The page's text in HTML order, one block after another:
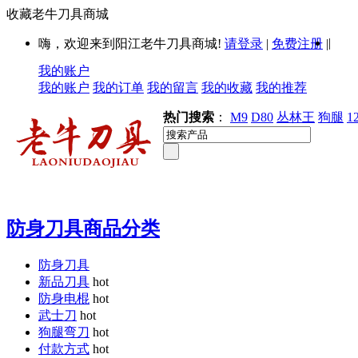
收藏老牛刀具商城
嗨，欢迎来到阳江老牛刀具商城! 请登录 | 免费注册 ||
我的账户
我的账户 我的订单 我的留言 我的收藏 我的推荐
热门搜索 ： M9 D80 丛林王 狗腿
防身刀具商品分类
防身刀具
新品刀具 hot
防身电棍 hot
武士刀 hot
狗腿弯刀 hot
付款方式 hot